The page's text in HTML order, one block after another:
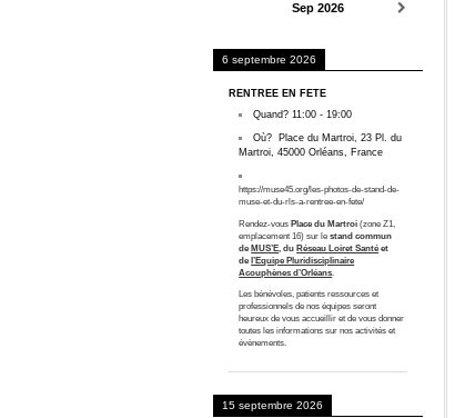
Sep 2026
6 septembre 2026
RENTREE EN FÊTE
Quand?11:00 -19:00
Où? Place du Martroi, 23 Pl. du
Martroi, 45000 Orléans, France
https://muse45.org/les-photos-de-stand-de-
muse-et-du-rls-a-rentree-en-fete/
Rendez-vousPlace du Martroi(zone Z1,
emplacement 16) sur lestand commun
deMUS’E , duRéseau Loiret Santé et
del’Equipe Pluridisciplinaire
Acouphènes d’Orléans
Les bénévoles, patients ressources et
professionnels de nos équipes seront
heureux de vous accueillir et de vous donner
toutes les informations sur nos activités et
évènements.
15 septembre 2026